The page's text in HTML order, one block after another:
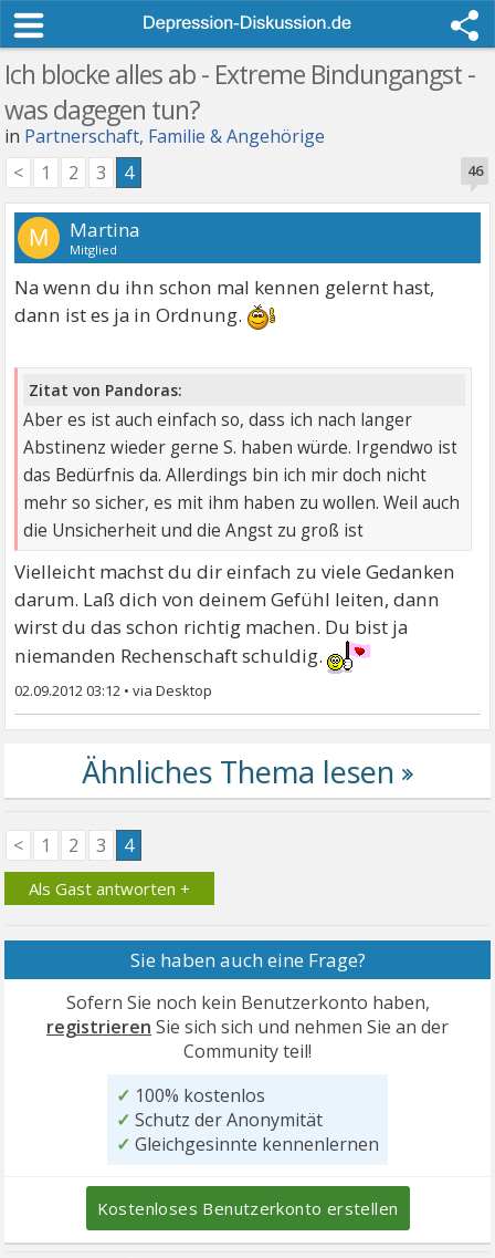
Ich blocke alles ab - Extreme Bindungangst -
was dagegen tun?
in Partnerschaft, Familie & Angehörige
46
< 1 2 3 4
M Martina
Mitglied
Na wenn du ihn schon mal kennen gelernt hast,
dann ist es ja in Ordnung.
Zitat von Pandoras:
Aber es ist auch einfach so, dass ich nach langer
Abstinenz wieder gerne S. haben würde. Irgendwo ist
das Bedürfnis da. Allerdings bin ich mir doch nicht
mehr so sicher, es mit ihm haben zu wollen. Weil auch
die Unsicherheit und die Angst zu groß ist
Vielleicht machst du dir einfach zu viele Gedanken
darum. Laß dich von deinem Gefühl leiten, dann
wirst du das schon richtig machen. Du bist ja
niemanden Rechenschaft schuldig.
02.09.2012 03:12 •
< 1 2 3 4
Als Gast antworten +
Sie haben auch eine Frage?
Sofern Sie noch kein Benutzerkonto haben,
registrieren Sie sich sich und nehmen Sie an der
Community teil!
✓ 100% kostenlos
✓ Schutz der Anonymität
✓ Gleichgesinnte kennenlernen
Kostenloses Benutzerkonto erstellen